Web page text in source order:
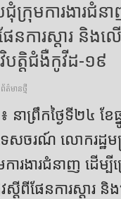
ជុំក្រុមការងារជំ
ផែនការស្តារ និ
ត្តិជំងឺកូវីដ-១៩
ព័ត៌មានថ្មី
នាព្រឹកថ្ងៃទី២៤ ខែ
សចរណ៍ លោករដ្ឋម
ការងារជំនាញ ដើម្
វស្តីពីផែនការស្ត